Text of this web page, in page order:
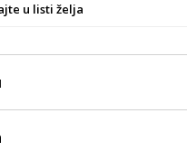
u listi želja